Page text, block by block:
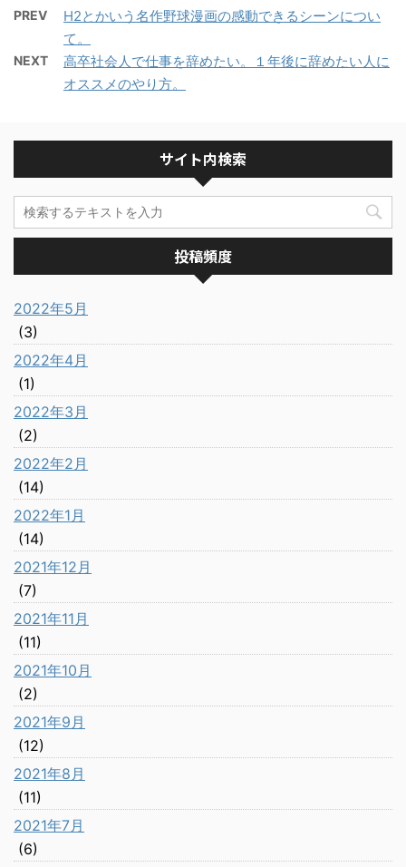
PREV
H2とかいう名作野球漫画の感動できるシーンについ
て。
NEXT
高卒社会人で仕事を辞めたい。１年後に辞めたい人に
オススメのやり方。
サイト内検索
投稿頻度
2022年5月
(3)
2022年4月
(1)
2022年3月
(2)
2022年2月
(14)
2022年1月
(14)
2021年12月
(7)
2021年11月
(11)
2021年10月
(2)
2021年9月
(12)
2021年8月
(11)
2021年7月
(6)